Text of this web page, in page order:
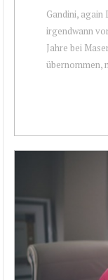
Gandini,
irgendwann
Jahre bei
übernommen,